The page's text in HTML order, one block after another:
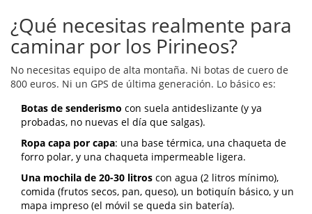
¿Qué necesitas realmente para
caminar por los Pirineos?
No necesitas equipo de alta montaña. Ni botas de cuero de
800 euros. Ni un GPS de última generación. Lo básico es:
Botas de senderismo con suela antideslizante (y ya
probadas, no nuevas el día que salgas).
Ropa capa por capa: una base térmica, una chaqueta de
forro polar, y una chaqueta impermeable ligera.
Una mochila de 20-30 litros con agua (2 litros mínimo),
comida (frutos secos, pan, queso), un botiquín básico, y un
mapa impreso (el móvil se queda sin batería).